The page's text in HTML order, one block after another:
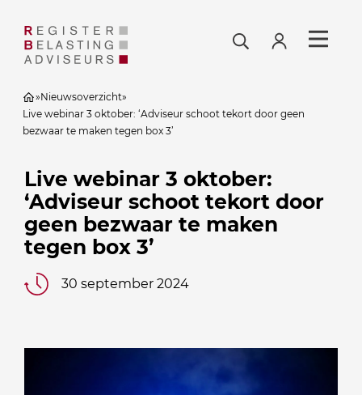
»Nieuwsoverzicht»
Live webinar 3 oktober: ‘Adviseur schoot tekort door geen
bezwaar te maken tegen box 3’
Live webinar 3 oktober:
‘Adviseur schoot tekort door
geen bezwaar te maken
tegen box 3’
30 september 2024